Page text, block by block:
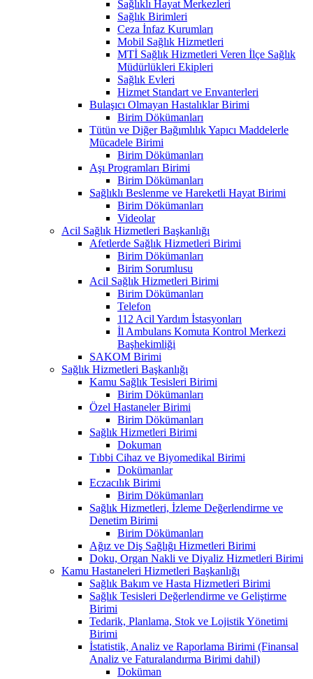
Sağlıklı Hayat Merkezleri
Sağlık Birimleri
Ceza İnfaz Kurumları
Mobil Sağlık Hizmetleri
MTİ Sağlık Hizmetleri Veren İlçe Sağlık
Müdürlükleri Ekipleri
Sağlık Evleri
Hizmet Standart ve Envanterleri
Bulaşıcı Olmayan Hastalıklar Birimi
Birim Dökümanları
Tütün ve Diğer Bağımlılık Yapıcı Maddelerle
Mücadele Birimi
Birim Dökümanları
Aşı Programları Birimi
Birim Dökümanları
Sağlıklı Beslenme ve Hareketli Hayat Birimi
Birim Dökümanları
Videolar
Acil Sağlık Hizmetleri Başkanlığı
Afetlerde Sağlık Hizmetleri Birimi
Birim Dökümanları
Birim Sorumlusu
Acil Sağlık Hizmetleri Birimi
Birim Dökümanları
Telefon
112 Acil Yardım İstasyonları
İl Ambulans Komuta Kontrol Merkezi
Başhekimliği
SAKOM Birimi
Sağlık Hizmetleri Başkanlığı
Kamu Sağlık Tesisleri Birimi
Birim Dökümanları
Özel Hastaneler Birimi
Birim Dökümanları
Sağlık Hizmetleri Birimi
Dokuman
Tıbbi Cihaz ve Biyomedikal Birimi
Dokümanlar
Eczacılık Birimi
Birim Dökümanları
Sağlık Hizmetleri, İzleme Değerlendirme ve
Denetim Birimi
Birim Dökümanları
Ağız ve Diş Sağlığı Hizmetleri Birimi
Doku, Organ Nakli ve Diyaliz Hizmetleri Birimi
Kamu Hastaneleri Hizmetleri Başkanlığı
Sağlık Bakım ve Hasta Hizmetleri Birimi
Sağlık Tesisleri Değerlendirme ve Geliştirme
Birimi
Tedarik, Planlama, Stok ve Lojistik Yönetimi
Birimi
İstatistik, Analiz ve Raporlama Birimi (Finansal
Analiz ve Faturalandırma Birimi dahil)
Doküman